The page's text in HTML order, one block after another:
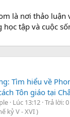
là nơi thảo luận
tập và cuộc
Tìm hiểu về
Tôn giáo tại
Lúc 13:12 Trả lời: 0
kỷ V - XVI )